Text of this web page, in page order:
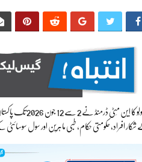
اقوام متحدہ کی
کے شکار افراد، حکومتی حکام، طبی ماہرین اور سول